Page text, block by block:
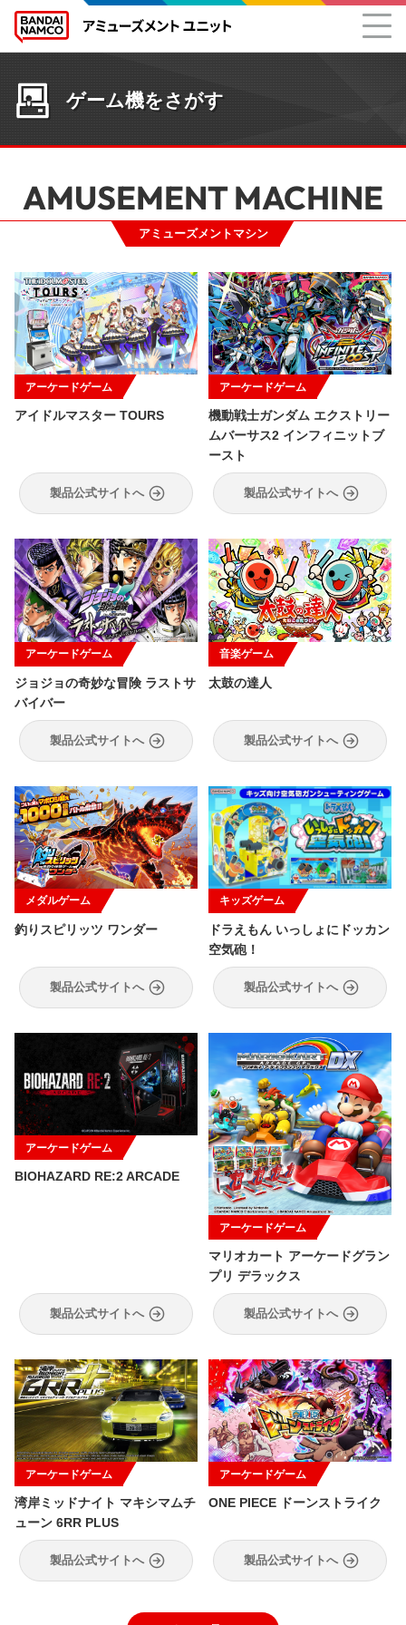
ゲーム機をさがす
アミューズメントマシン
AMUSEMENT MACHINE
アイドルマスター TOURS
アーケードゲーム
製品公式サイトへ
機動戦士ガンダム エクストリー
ムバーサス2 インフィニットブ
ースト
アーケードゲーム
製品公式サイトへ
ジョジョの奇妙な冒険 ラストサ
バイバー
アーケードゲーム
製品公式サイトへ
太鼓の達人
音楽ゲーム
製品公式サイトへ
釣りスピリッツ ワンダー
メダルゲーム
製品公式サイトへ
ドラえもん いっしょにドッカン
空気砲！
キッズゲーム
製品公式サイトへ
BIOHAZARD RE:2 ARCADE
アーケードゲーム
製品公式サイトへ
マリオカート アーケードグラン
プリ デラックス
アーケードゲーム
製品公式サイトへ
湾岸ミッドナイト マキシマムチ
ューン 6RR PLUS
アーケードゲーム
製品公式サイトへ
ONE PIECE ドーンストライク
アーケードゲーム
製品公式サイトへ